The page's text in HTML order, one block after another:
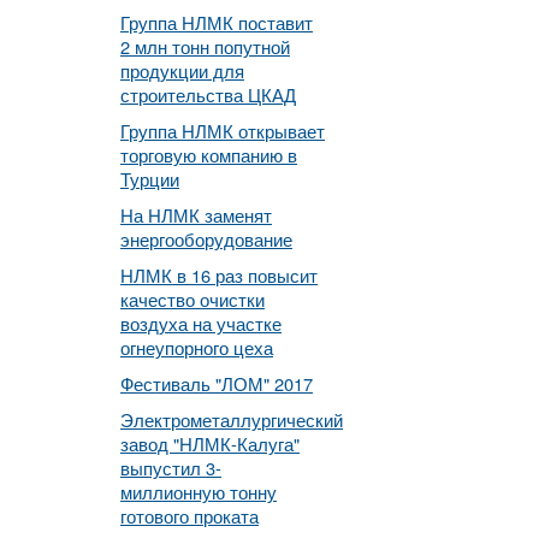
Группа НЛМК поставит
2 млн тонн попутной
продукции для
строительства ЦКАД
Группа НЛМК открывает
торговую компанию в
Турции
На НЛМК заменят
энергооборудование
НЛМК в 16 раз повысит
качество очистки
воздуха на участке
огнеупорного цеха
Фестиваль "ЛОМ" 2017
Электрометаллургический
завод "НЛМК-Калуга"
выпустил 3-
миллионную тонну
готового проката